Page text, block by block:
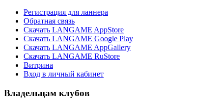
Регистрация для ланнера
Обратная связь
Скачать LANGAME AppStore
Скачать LANGAME Google Play
Скачать LANGAME AppGallery
Скачать LANGAME RuStore
Витрина
Вход в личный кабинет
Владельцам клубов